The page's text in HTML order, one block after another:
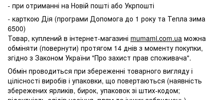
- при отриманні на Новій пошті або Укрпошті
- карткою Дія (програми Допомога до 1 року та Тепла зима
6500)
Товар, куплений в інтернет-магазині mumami.com.ua можна
обміняти (повернути) протягом 14 днів з моменту покупки,
згідно з Законом України "Про захист прав споживача".
Обмін проводиться при збереженні товарного вигляду і
цілісності виробів і упаковки, що повертаються (наявність
збережених ярликів, бирок, упаковок зі штих-кодом;